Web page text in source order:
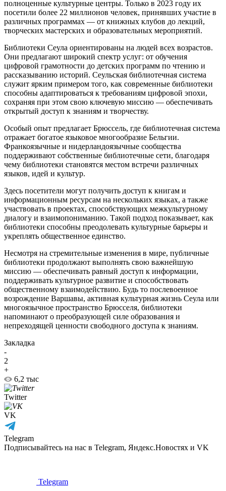
полноценные культурные центры. Только в 2023 году их
посетили более 22 миллионов человек, принявших участие в
различных программах — от книжных клубов до лекций,
творческих мастерских и образовательных мероприятий.
Библиотеки Сеула ориентированы на людей всех возрастов.
Они предлагают широкий спектр услуг: от обучения
цифровой грамотности до детских программ по чтению и
рассказыванию историй. Сеульская библиотечная система
служит ярким примером того, как современные библиотеки
способны адаптироваться к требованиям цифровой эпохи,
сохраняя при этом свою ключевую миссию — обеспечивать
открытый доступ к знаниям и творчеству.
Особый опыт предлагает Брюссель, где библиотечная система
отражает богатое языковое многообразие Бельгии.
Франкоязычные и нидерландоязычные сообщества
поддерживают собственные библиотечные сети, благодаря
чему библиотеки становятся местом встречи различных
языков, идей и культур.
Здесь посетители могут получить доступ к книгам и
информационным ресурсам на нескольких языках, а также
участвовать в проектах, способствующих межкультурному
диалогу и взаимопониманию. Такой подход показывает, как
библиотеки способны преодолевать культурные барьеры и
укреплять общественное единство.
Несмотря на стремительные изменения в мире, публичные
библиотеки продолжают выполнять свою важнейшую
миссию — обеспечивать равный доступ к информации,
поддерживать культурное развитие и способствовать
общественному взаимодействию. Будь то послевоенное
возрождение Варшавы, активная культурная жизнь Сеула или
многоязычное пространство Брюсселя, библиотеки
напоминают о преобразующей силе образования и
непреходящей ценности свободного доступа к знаниям.
Закладка
-
2
+
6,2 тыс
Twitter
VK
Telegram
Подписывайтесь на нас в Telegram, Яндекс.Новостях и VK
Telegram